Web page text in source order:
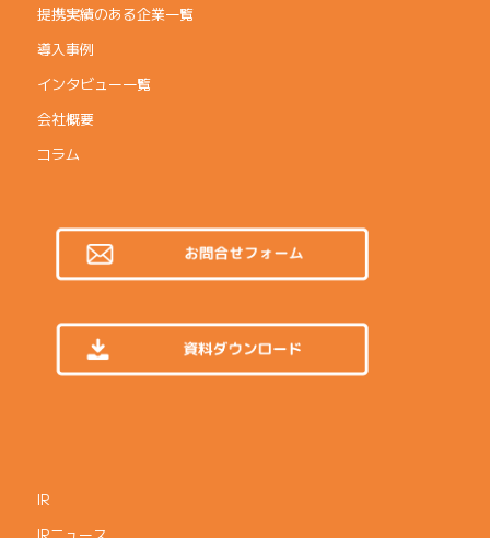
提携実績のある企業一覧
導入事例
インタビュー一覧
会社概要
コラム
IR